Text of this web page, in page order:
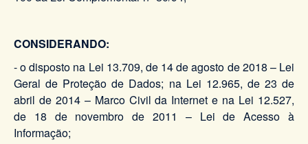
CONSIDERANDO:
- o disposto na Lei 13.709, de 14 de agosto de 2018 – Lei
Geral de Proteção de Dados; na Lei 12.965, de 23 de
abril de 2014 – Marco Civil da Internet e na Lei 12.527,
de 18 de novembro de 2011 – Lei de Acesso à
Informação;